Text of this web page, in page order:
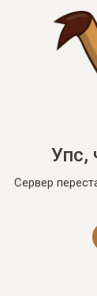
Упс,
Сервер